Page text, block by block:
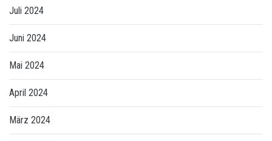
Juli 2024
Juni 2024
Mai 2024
April 2024
März 2024